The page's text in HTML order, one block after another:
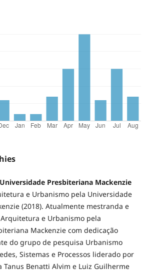
Presbiteriana Mackenzie
e Urbanismo pela Universidade
(2018). Atualmente mestranda e
Arquitetura e Urbanismo pela
Mackenzie com dedicação
do grupo de pesquisa Urbanismo
Sistemas e Processos liderado por
Tanus Benatti Alvim e Luiz Guilherme